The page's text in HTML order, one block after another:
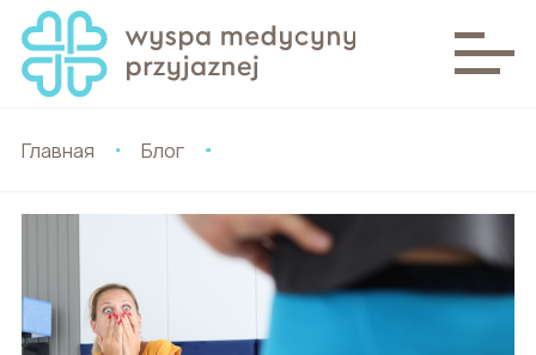
Главная Блог